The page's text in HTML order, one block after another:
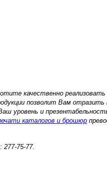
качественно
позволит Вам
уровень и
каталогов и брошюр
: 277-75-77.